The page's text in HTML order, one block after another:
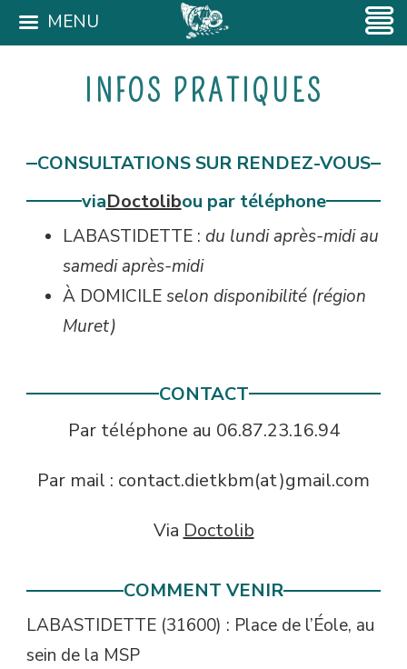
INFOS PRATIQUES
CONSULTATIONS SUR RENDEZ-VOUS
viaDoctolibou par téléphone
LABASTIDETTE : du lundi après-midi au
samedi après-midi
À DOMICILEselon disponibilité (région
Muret)
CONTACT
Par téléphone au 06.87.23.16.94
Par mail : contact.dietkbm(at)gmail.com
Via Doctolib
COMMENT VENIR
LABASTIDETTE (31600) : Place de l’Éole, au
sein de la MSP
MENU